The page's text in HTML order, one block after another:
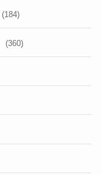
(184)
(360)